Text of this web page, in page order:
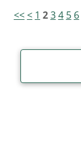
<<< 1 234 5 6